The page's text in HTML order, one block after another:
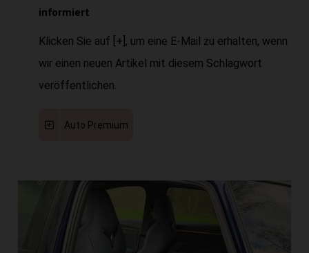
informiert
Klicken Sie auf [+], um eine E-Mail zu erhalten, wenn
wir einen neuen Artikel mit diesem Schlagwort
veröffentlichen.
Auto Premium